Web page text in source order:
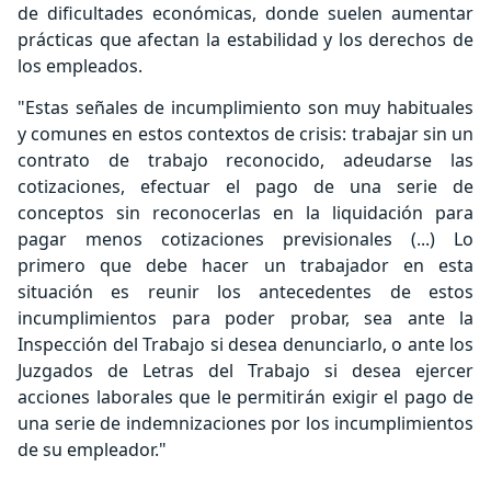
de dificultades económicas, donde suelen aumentar
prácticas que afectan la estabilidad y los derechos de
los empleados.
"Estas señales de incumplimiento son muy habituales
y comunes en estos contextos de crisis: trabajar sin un
contrato de trabajo reconocido, adeudarse las
cotizaciones, efectuar el pago de una serie de
conceptos sin reconocerlas en la liquidación para
pagar menos cotizaciones previsionales (...) Lo
primero que debe hacer un trabajador en esta
situación es reunir los antecedentes de estos
incumplimientos para poder probar, sea ante la
Inspección del Trabajo si desea denunciarlo, o ante los
Juzgados de Letras del Trabajo si desea ejercer
acciones laborales que le permitirán exigir el pago de
una serie de indemnizaciones por los incumplimientos
de su empleador."